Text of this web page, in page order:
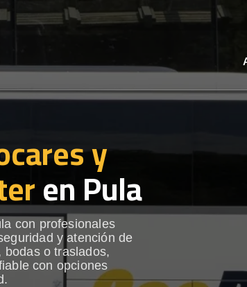
y
en Pula
con profesionales
y atención de
bodas o traslados,
con opciones